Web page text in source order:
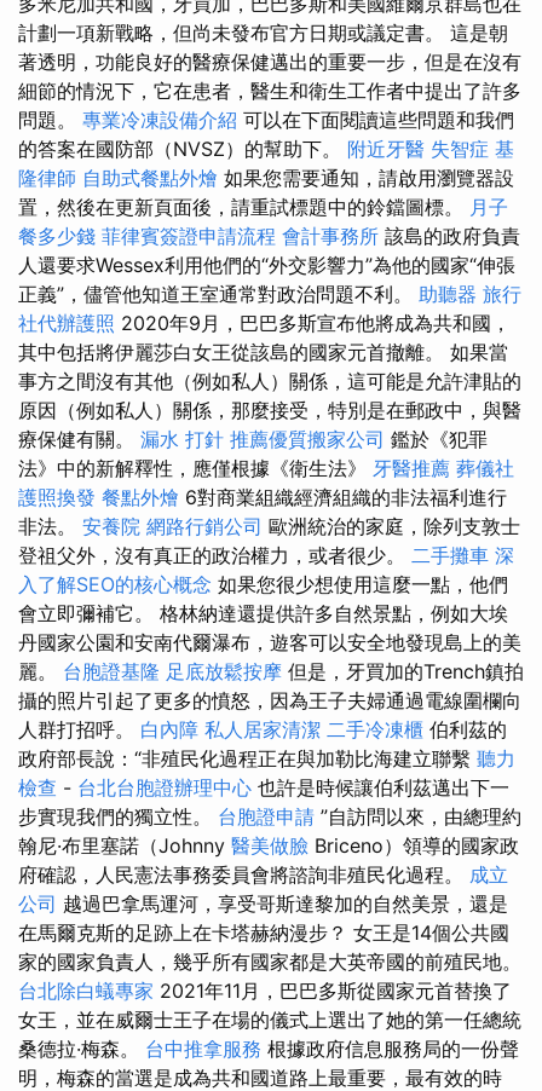
計劃一項新戰略，但尚未發布官方日期或議定書。 這是朝
著透明，功能良好的醫療保健邁出的重要一步，但是在沒有
細節的情況下，它在患者，醫生和衛生工作者中提出了許多
問題。 專業冷凍設備介紹 可以在下面閱讀這些問題和我們
的答案在國防部（NVSZ）的幫助下。 附近牙醫 失智症 基
隆律師 自助式餐點外燴 如果您需要通知，請啟用瀏覽器設
置，然後在更新頁面後，請重試標題中的鈴鐺圖標。 月子
餐多少錢 菲律賓簽證申請流程 會計事務所 該島的政府負責
人還要求Wessex利用他們的“外交影響力”為他的國家“伸張
正義”，儘管他知道王室通常對政治問題不利。 助聽器 旅行
社代辦護照 2020年9月，巴巴多斯宣布他將成為共和國，
其中包括將伊麗莎白女王從該島的國家元首撤離。 如果當
事方之間沒有其他（例如私人）關係，這可能是允許津貼的
原因（例如私人）關係，那麼接受，特別是在郵政中，與醫
療保健有關。 漏水 打針 推薦優質搬家公司 鑑於《犯罪
法》中的新解釋性，應僅根據《衛生法》 牙醫推薦 葬儀社
護照換發 餐點外燴 6對商業組織經濟組織的非法福利進行
非法。 安養院 網路行銷公司 歐洲統治的家庭，除列支敦士
登祖父外，沒有真正的政治權力，或者很少。 二手攤車 深
入了解SEO的核心概念 如果您很少想使用這麼一點，他們
會立即彌補它。 格林納達還提供許多自然景點，例如大埃
丹國家公園和安南代爾瀑布，遊客可以安全地發現島上的美
麗。 台胞證基隆 足底放鬆按摩 但是，牙買加的Trench鎮拍
攝的照片引起了更多的憤怒，因為王子夫婦通過電線圍欄向
人群打招呼。 白內障 私人居家清潔 二手冷凍櫃 伯利茲的
政府部長說：“非殖民化過程正在與加勒比海建立聯繫 聽力
檢查 - 台北台胞證辦理中心 也許是時候讓伯利茲邁出下一
步實現我們的獨立性。 台胞證申請 ”自訪問以來，由總理約
翰尼·布里塞諾（Johnny 醫美做臉 Briceno）領導的國家政
府確認，人民憲法事務委員會將諮詢非殖民化過程。 成立
公司 越過巴拿馬運河，享受哥斯達黎加的自然美景，還是
在馬爾克斯的足跡上在卡塔赫納漫步？ 女王是14個公共國
家的國家負責人，幾乎所有國家都是大英帝國的前殖民地。
台北除白蟻專家 2021年11月，巴巴多斯從國家元首替換了
女王，並在威爾士王子在場的儀式上選出了她的第一任總統
桑德拉·梅森。 台中推拿服務 根據政府信息服務局的一份聲
明，梅森的當選是成為共和國道路上最重要，最有效的時